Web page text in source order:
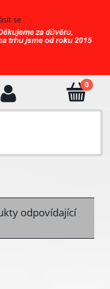
se
odpovídající